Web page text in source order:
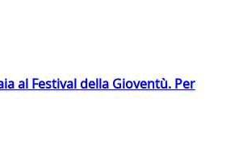
al Festival della Gioventù. Per